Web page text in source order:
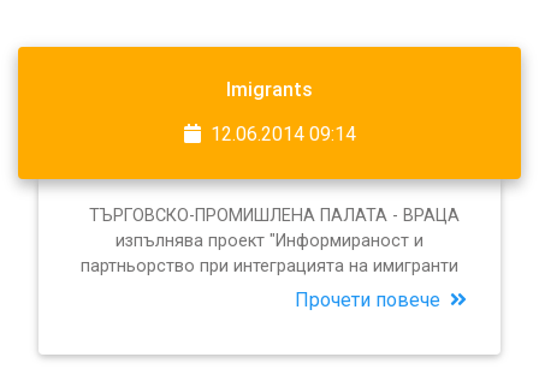
Imigrants
12.06.2014 09:14
ТЪРГОВСКО-ПРОМИШЛЕНА ПАЛАТА - ВРАЦА
изпълнява проект "Информираност и
партньорство при интеграцията на имигранти
Прочети повече